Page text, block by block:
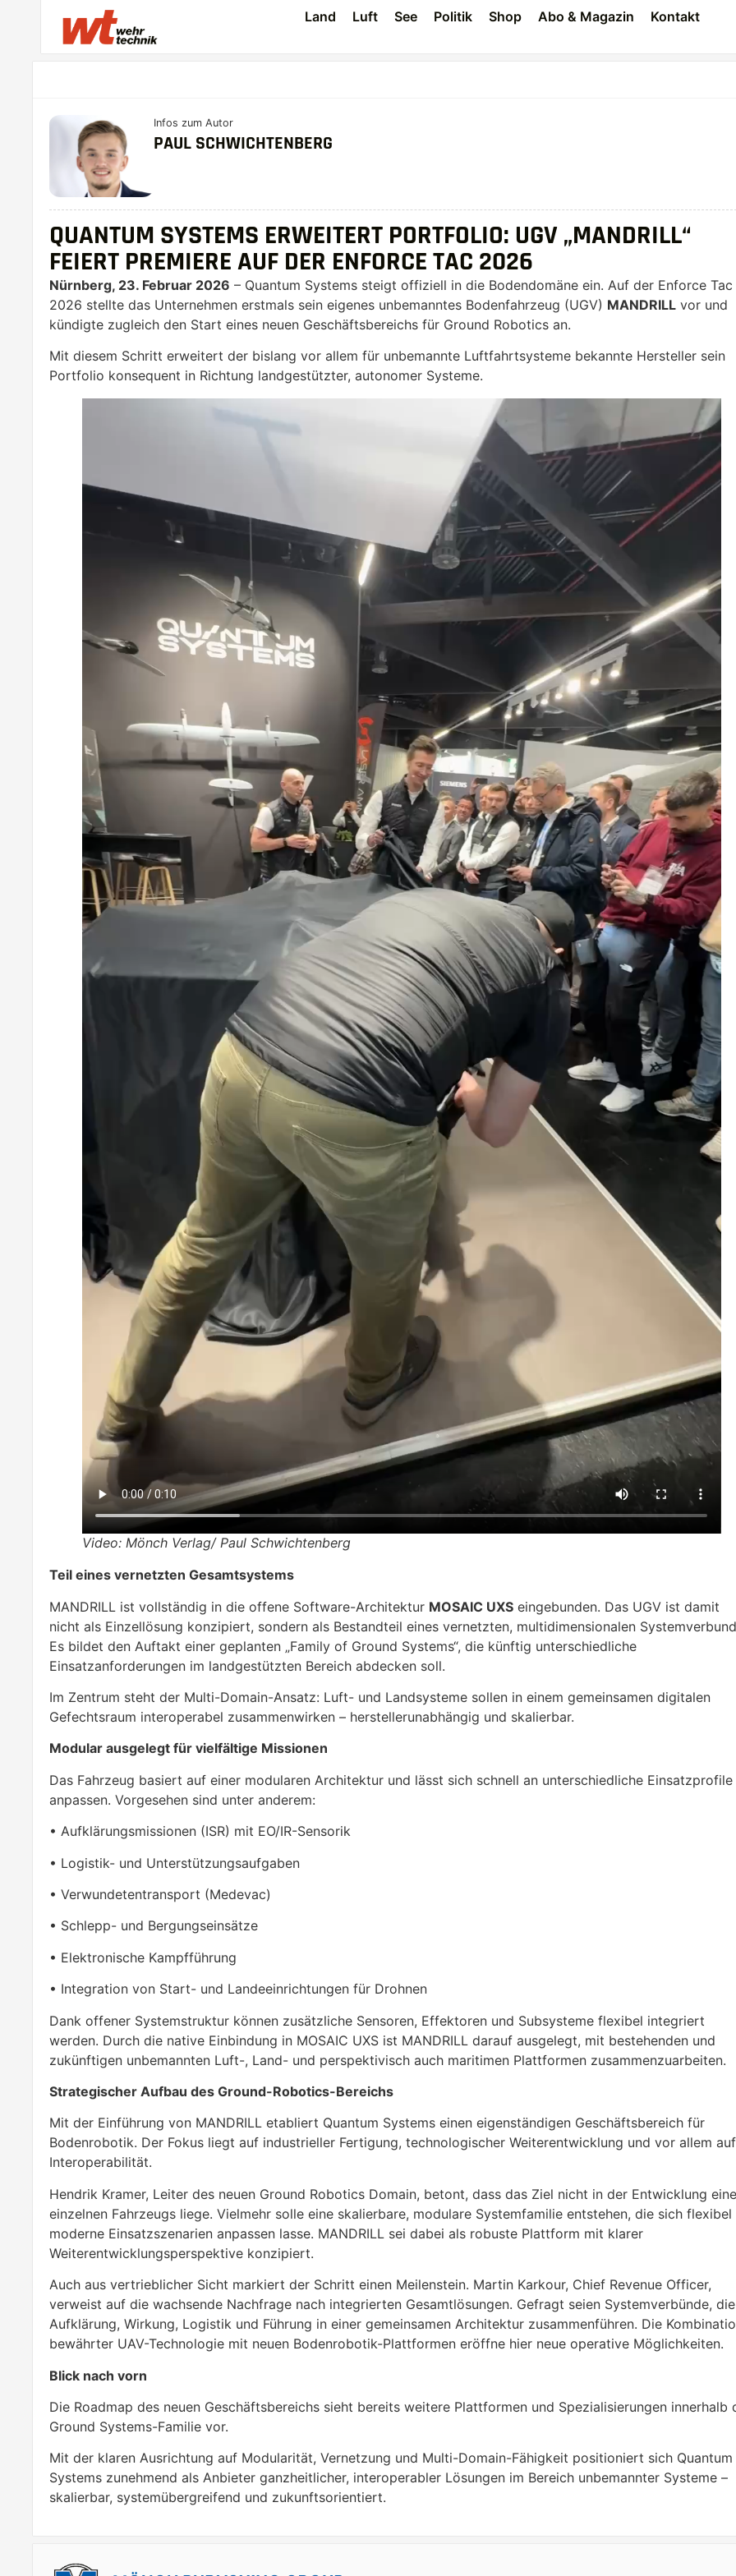
Land Luft See Politik Shop Abo & Magazin Kontakt
Infos zum Autor
PAUL SCHWICHTENBERG
QUANTUM SYSTEMS ERWEITERT PORTFOLIO: UGV „MANDRILL“
FEIERT PREMIERE AUF DER ENFORCE TAC 2026
Nürnberg, 23. Februar 2026 – Quantum Systems steigt offiziell in die Bodendomäne ein. Auf der Enforce Tac
2026 stellte das Unternehmen erstmals sein eigenes unbemanntes Bodenfahrzeug (UGV) MANDRILLvor und
kündigte zugleich den Start eines neuen Geschäftsbereichs für Ground Robotics an.
Mit diesem Schritt erweitert der bislang vor allem für unbemannte Luftfahrtsysteme bekannte Hersteller sein
Portfolio konsequent in Richtung landgestützter, autonomer Systeme.
Video: Mönch Verlag/ Paul Schwichtenberg
Teil eines vernetzten Gesamtsystems
MANDRILL ist vollständig in die offene Software-Architektur MOSAIC UXSeingebunden. Das UGV ist damit
nicht als Einzellösung konzipiert, sondern als Bestandteil eines vernetzten, multidimensionalen
Es bildet den Auftakt einer geplanten „Family of Ground Systems“, die künftig unterschiedliche
Einsatzanforderungen im landgestützten Bereich abdecken soll.
Im Zentrum steht der Multi-Domain-Ansatz: Luft- und Landsysteme sollen in einem gemeinsamen digitalen
Gefechtsraum interoperabel zusammenwirken – herstellerunabhängig und skalierbar.
Modular ausgelegt für vielfältige Missionen
Das Fahrzeug basiert auf einer modularen Architektur und lässt sich schnell an unterschiedliche Einsatzprofile
anpassen. Vorgesehen sind unter anderem:
• Aufklärungsmissionen (ISR) mit EO/IR-Sensorik
• Logistik- und Unterstützungsaufgaben
• Verwundetentransport (Medevac)
• Schlepp- und Bergungseinsätze
• Elektronische Kampfführung
• Integration von Start- und Landeeinrichtungen für Drohnen
Dank offener Systemstruktur können zusätzliche Sensoren, Effektoren und Subsysteme flexibel integriert
werden. Durch die native Einbindung in MOSAIC UXS ist MANDRILL darauf ausgelegt, mit bestehenden und
zukünftigen unbemannten Luft-, Land- und perspektivisch auch maritimen Plattformen zusammenzuarbeiten.
Strategischer Aufbau des Ground-Robotics-Bereichs
Mit der Einführung von MANDRILL etabliert Quantum Systems einen eigenständigen Geschäftsbereich für
Bodenrobotik. Der Fokus liegt auf industrieller Fertigung, technologischer Weiterentwicklung und vor allem auf
Interoperabilität.
Hendrik Kramer, Leiter des neuen Ground Robotics Domain, betont, dass das Ziel nicht in der Entwicklung
einzelnen Fahrzeugs liege. Vielmehr solle eine skalierbare, modulare Systemfamilie entstehen, die sich flexibel
moderne Einsatzszenarien anpassen lasse. MANDRILL sei dabei als robuste Plattform mit klarer
Weiterentwicklungsperspektive konzipiert.
Auch aus vertrieblicher Sicht markiert der Schritt einen Meilenstein. Martin Karkour, Chief Revenue Officer,
verweist auf die wachsende Nachfrage nach integrierten Gesamtlösungen. Gefragt seien Systemverbünde, die
Aufklärung, Wirkung, Logistik und Führung in einer gemeinsamen Architektur zusammenführen. Die
bewährter UAV-Technologie mit neuen Bodenrobotik-Plattformen eröffne hier neue operative Möglichkeiten.
Blick nach vorn
Die Roadmap des neuen Geschäftsbereichs sieht bereits weitere Plattformen und Spezialisierungen innerhalb
Ground Systems-Familie vor.
Mit der klaren Ausrichtung auf Modularität, Vernetzung und Multi-Domain-Fähigkeit positioniert sich Quantum
Systems zunehmend als Anbieter ganzheitlicher, interoperabler Lösungen im Bereich unbemannter Systeme –
skalierbar, systemübergreifend und zukunftsorientiert.